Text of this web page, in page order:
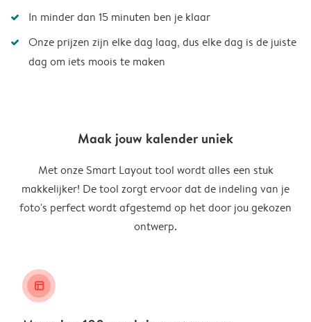
In minder dan 15 minuten ben je klaar
Onze prijzen zijn elke dag laag, dus elke dag is de juiste
dag om iets moois te maken
Maak jouw kalender uniek
Met onze Smart Layout tool wordt alles een stuk
makkelijker! De tool zorgt ervoor dat de indeling van je
foto's perfect wordt afgestemd op het door jou gekozen
ontwerp.
layout_alt